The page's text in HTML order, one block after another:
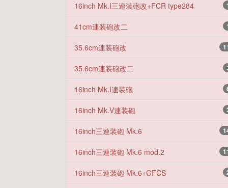
16inch Mk.I三連装砲改+FCR type284
41cm連装砲改二
35.6cm連装砲改
35.6cm連装砲改二
16inch Mk.I連装砲
16inch Mk.V連装砲
16inch三連装砲 Mk.6
16inch三連装砲 Mk.6 mod.2
16inch三連装砲 Mk.6+GFCS